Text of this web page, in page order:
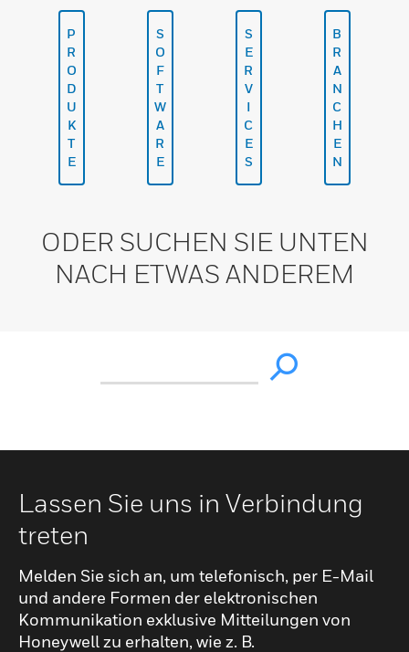
P
R
O
D
U
K
T
E
S
O
F
T
W
A
R
E
S
E
R
V
I
C
E
S
B
R
A
N
C
H
E
N
ODER SUCHEN SIE UNTEN
NACH ETWAS ANDEREM
Lassen Sie uns in Verbindung
treten
Melden Sie sich an, um telefonisch, per E-Mail
und andere Formen der elektronischen
Kommunikation exklusive Mitteilungen von
Honeywell zu erhalten, wie z. B.